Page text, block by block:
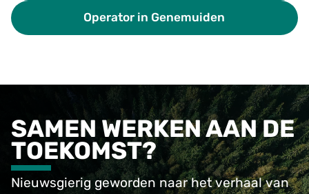
Operator in Genemuiden
SAMEN WERKEN AAN DE
TOEKOMST?
Nieuwsgierig geworden naar het verhaal van